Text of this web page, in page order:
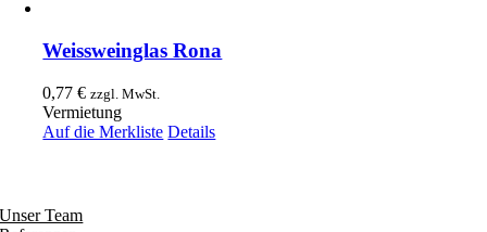
Weissweinglas Rona
0,77€ zzgl. MwSt.
Vermietung
Auf die Merkliste Details
Unser Team